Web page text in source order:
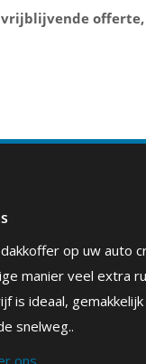
vrijblijvende
op uw auto
manier veel extra
is ideaal,
snelweg..
ons